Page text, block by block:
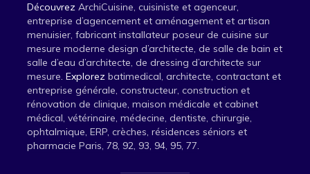
Découvrez ArchiCuisine, cuisiniste et agenceur,
entreprise d’agencement et aménagement et artisan
menuisier, fabricant installateur poseur de cuisine sur
mesure moderne design d’architecte, de salle de bain et
salle d’eau d’architecte, de dressing d’architecte sur
mesure. Explorez batimedical, architecte, contractant et
entreprise générale, constructeur, construction et
rénovation de clinique, maison médicale et cabinet
médical, vétérinaire, médecine, dentiste, chirurgie,
ophtalmique, ERP, crèches, résidences séniors et
pharmacie Paris, 78, 92, 93, 94, 95, 77.